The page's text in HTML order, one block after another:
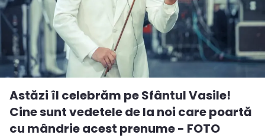
Astăzi îl celebrăm pe Sfântul Vasile!
Cine sunt vedetele de la noi care poartă
cu mândrie acest prenume - FOTO